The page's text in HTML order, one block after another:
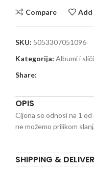
Compare
SKU: 5053307051096
Kategorija: Albumi i
Share:
OPIS
Cijena se odnosi na 1
ne možemo prilikom
SHIPPING &